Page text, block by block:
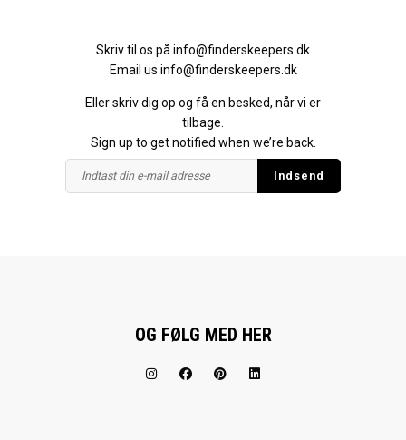
Skriv til os på info@finderskeepers.dk
Email us info@finderskeepers.dk
Eller skriv dig op og få en besked, når vi er
tilbage.
Sign up to get notified when we’re back.
OG FØLG MED HER